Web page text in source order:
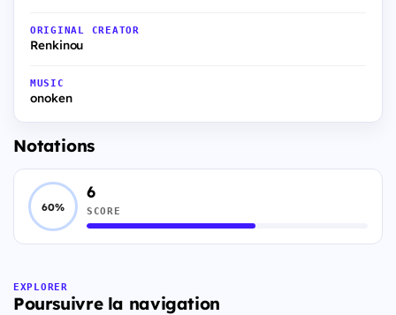
ORIGINAL CREATOR
Renkinou
MUSIC
onoken
Notations
60%
6
SCORE
EXPLORER
Poursuivre la navigation